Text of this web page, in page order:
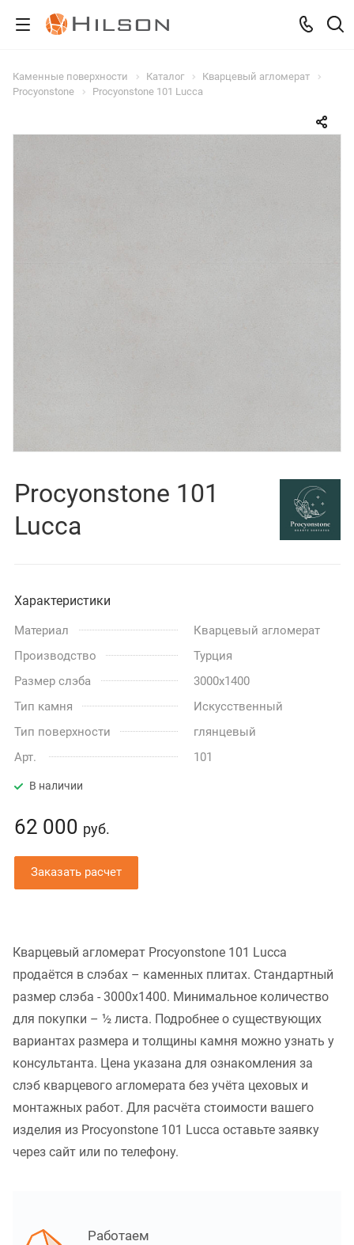
Каменные поверхности Каталог
Кварцевый агломерат
Procyonstone
Procyonstone 101 Lucca
Procyonstone 101
Lucca
Характеристики
Материал
Кварцевый агломерат
Производство
Турция
Размер слэба
3000x1400
Тип камня
Искусственный
Тип поверхности
глянцевый
Арт.
101
В наличии
62 000 руб.
Заказать расчет
Кварцевый агломерат Procyonstone 101 Lucca
продаётся в слэбах – каменных плитах. Стандартный
размер слэба - 3000x1400. Минимальное количество
для покупки – ½ листа. Подробнее о существующих
вариантах размера и толщины камня можно узнать у
консультанта. Цена указана для ознакомления за
слэб кварцевого агломерата без учёта цеховых и
монтажных работ. Для расчёта стоимости вашего
изделия из Procyonstone 101 Lucca оставьте заявку
через сайт или по телефону.
Работаем